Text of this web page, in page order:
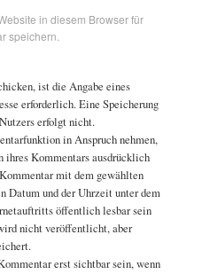
in diesem Browser für
speichern.
ist die Angabe eines
erforderlich. Eine Speicherung
erfolgt nicht.
in Anspruch nehmen,
ihres Kommentars ausdrücklich
mit dem gewählten
Datum und der Uhrzeit unter dem
öffentlich lesbar sein
nicht veröffentlicht, aber
erst sichtbar sein, wenn